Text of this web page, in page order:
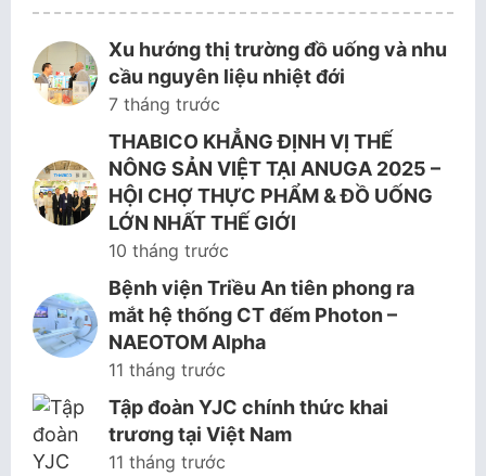
Xu hướng thị trường đồ uống và nhu
cầu nguyên liệu nhiệt đới
7 tháng trước
THABICO KHẲNG ĐỊNH VỊ THẾ
NÔNG SẢN VIỆT TẠI ANUGA 2025 –
HỘI CHỢ THỰC PHẨM & ĐỒ UỐNG
LỚN NHẤT THẾ GIỚI
10 tháng trước
Bệnh viện Triều An tiên phong ra
mắt hệ thống CT đếm Photon –
NAEOTOM Alpha
11 tháng trước
Tập đoàn YJC chính thức khai
trương tại Việt Nam
11 tháng trước